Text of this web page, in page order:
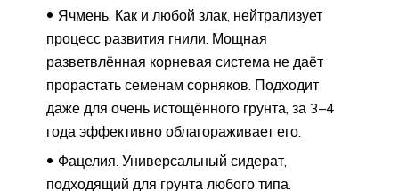
Ячмень. Как и любой злак, нейтрализует
процесс развития гнили. Мощная
разветвлённая корневая система не даёт
прорастать семенам сорняков. Подходит
даже для очень истощённого грунта, за 3–4
года эффективно облагораживает его.
Фацелия. Универсальный сидерат,
подходящий для грунта любого типа.